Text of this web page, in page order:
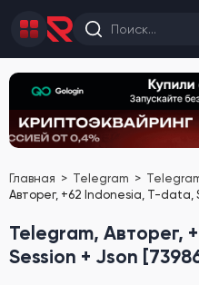
Главная Telegram
Авторег, +62 Indonesia, T-data,
Telegram, Авторег,
Session + Json